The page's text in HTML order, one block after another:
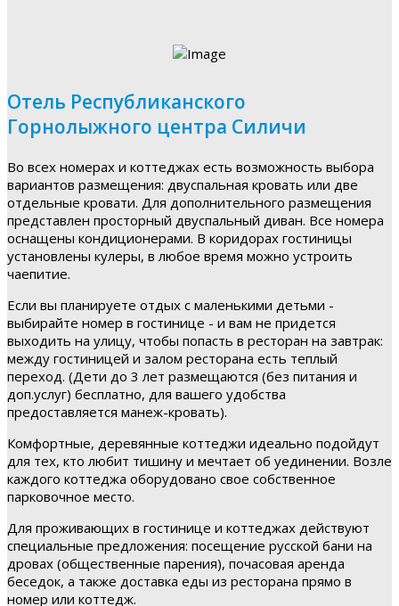
Отель Республиканского
Горнолыжного центра Силичи
Во всех номерах и коттеджах есть возможность выбора
вариантов размещения: двуспальная кровать или две
отдельные кровати. Для дополнительного размещения
представлен просторный двуспальный диван. Все номера
оснащены кондиционерами. В коридорах гостиницы
установлены кулеры, в любое время можно устроить
чаепитие.
Если вы планируете отдых с маленькими детьми -
выбирайте номер в гостинице - и вам не придется
выходить на улицу, чтобы попасть в ресторан на завтрак:
между гостиницей и залом ресторана есть теплый
переход. (Дети до 3 лет размещаются (без питания и
доп.услуг) бесплатно, для вашего удобства
предоставляется манеж-кровать).
Комфортные, деревянные коттеджи идеально подойдут
для тех, кто любит тишину и мечтает об уединении. Возле
каждого коттеджа оборудовано свое собственное
парковочное место.
Для проживающих в гостинице и коттеджах действуют
специальные предложения: посещение русской бани на
дровах (общественные парения), почасовая аренда
беседок, а также доставка еды из ресторана прямо в
номер или коттедж.